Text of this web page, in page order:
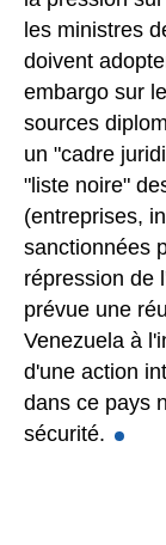
les ministres
doivent
embargo sur
sources
un "cadre
"liste noire"
(entreprises,
sanctionnées
répression de
prévue une
Venezuela à
d'une action
dans ce pays
sécurité.